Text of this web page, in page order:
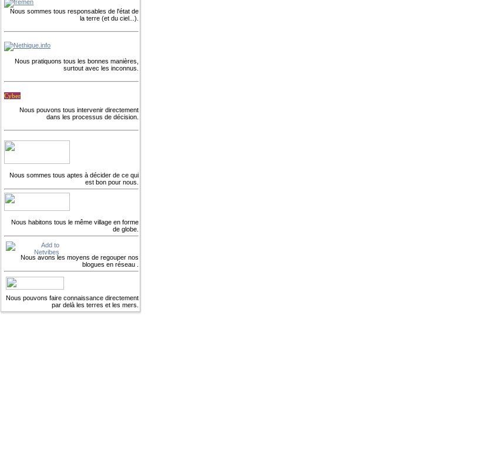
Nous sommes tous responsables de l'état de
la terre (et du ciel...).
Nous pratiquons tous les bonnes manières,
surtout avec les inconnus.
Cyber
Nous pouvons tous intervenir directement
dans les processus de décision.
Nous sommes tous aptes à décider de ce qui
est bon pour nous.
Nous habitons tous le même village en forme
de globe.
Nous avons les moyens de regouper nos
blogues en réseau .
Nous pouvons faire connaissance directement
par delà les terres et les mers.